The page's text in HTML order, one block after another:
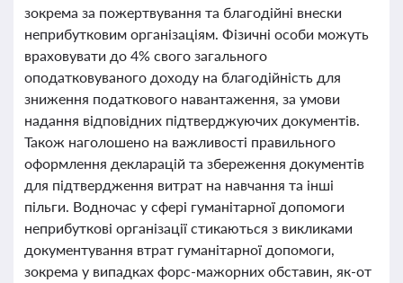
зокрема за пожертвування та благодійні внески
неприбутковим організаціям. Фізичні особи можуть
враховувати до 4% свого загального
оподатковуваного доходу на благодійність для
зниження податкового навантаження, за умови
надання відповідних підтверджуючих документів.
Також наголошено на важливості правильного
оформлення декларацій та збереження документів
для підтвердження витрат на навчання та інші
пільги. Водночас у сфері гуманітарної допомоги
неприбуткові організації стикаються з викликами
документування втрат гуманітарної допомоги,
зокрема у випадках форс-мажорних обставин, як-от